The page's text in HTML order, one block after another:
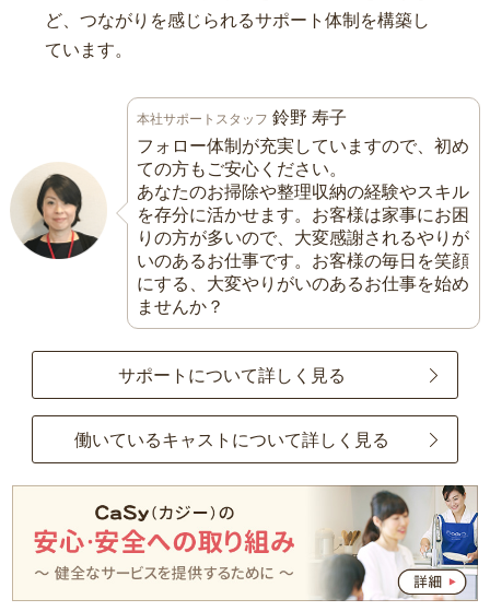
ど、つながりを感じられるサポート体制を構築し
ています。
本社サポートスタッフ 鈴野 寿子
フォロー体制が充実していますので、初め
ての方もご安心ください。
あなたのお掃除や整理収納の経験やスキル
を存分に活かせます。お客様は家事にお困
りの方が多いので、大変感謝されるやりが
いのあるお仕事です。お客様の毎日を笑顔
にする、大変やりがいのあるお仕事を始め
ませんか？
サポートについて詳しく見る
働いているキャストについて詳しく見る